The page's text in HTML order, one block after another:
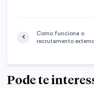
Como funciona o
recrutamento
Pode te